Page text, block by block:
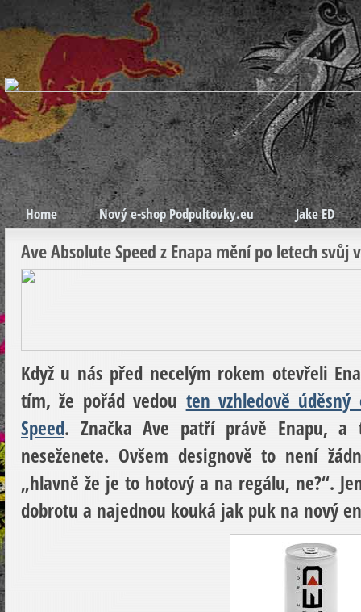
Home Nový e-shop Podpultovky.eu Jake ED
Ave Absolute Speed z Enapa mění po letech svůj
Když u nás před necelým rokem otevřeli
tím, že pořád vedou ten vzhledově
Speed. Značka Ave patří právě Enapu,
neseženete. Ovšem designově to není
„hlavně že je to hotový a na regálu, ne?“.
dobrotu a najednou kouká jak puk na nový